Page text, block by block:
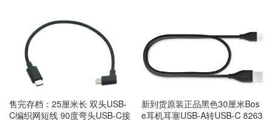
售完存档：25厘米长 双头USB-
C编织网短线 90度弯头USB-C接
新到货原装正品黑色30厘米Bos
e耳机耳塞USB-A转USB-C 8263